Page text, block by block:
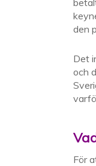
den
Det
och
För